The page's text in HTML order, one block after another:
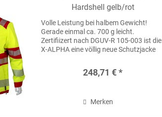
Hardshell gelb/rot
Volle Leistung bei halbem Gewicht!
Gerade einmal ca. 700 g leicht.
Zertifiizert nach DGUV-R 105-003 ist die
X-ALPHA eine völlig neue Schutzjacke
248,71 € *
Merken